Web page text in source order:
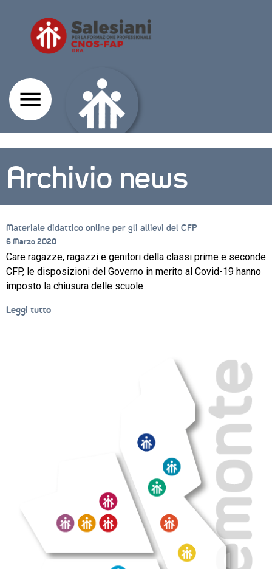
CORSI
NEWS
SETTORI
ORIENTAMENTO
E
ACCREDITAMENTO
EXTRA
Archivio news
Materiale didattico online per gli allievi del CFP
6 Marzo 2020
Care ragazze, ragazzi e genitori della classi prime e seconde
CFP, le disposizioni del Governo in merito al Covid-19 hanno
imposto la chiusura delle scuole
Leggi tutto